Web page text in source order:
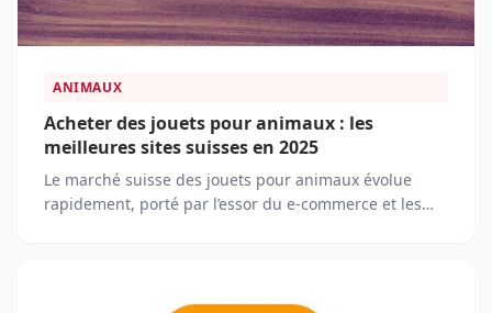
ANIMAUX
Acheter des jouets pour animaux : les
meilleures sites suisses en 2025
Le marché suisse des jouets pour animaux évolue
rapidement, porté par l’essor du e-commerce et les
à leurs compagnons, tout en privilégiant des